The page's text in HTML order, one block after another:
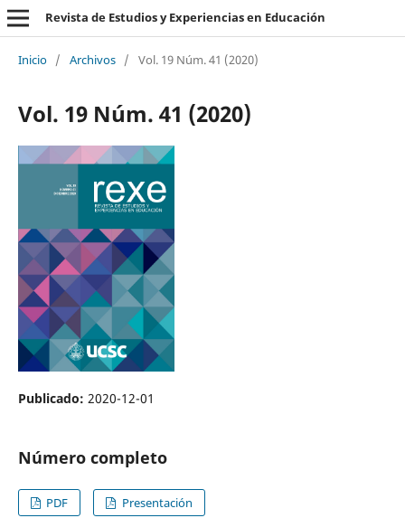
Revista de Estudios y Experiencias en Educación
Inicio / Archivos / Vol. 19 Núm. 41 (2020)
Vol. 19 Núm. 41 (2020)
Publicado: 2020-12-01
Número completo
PDF Presentación